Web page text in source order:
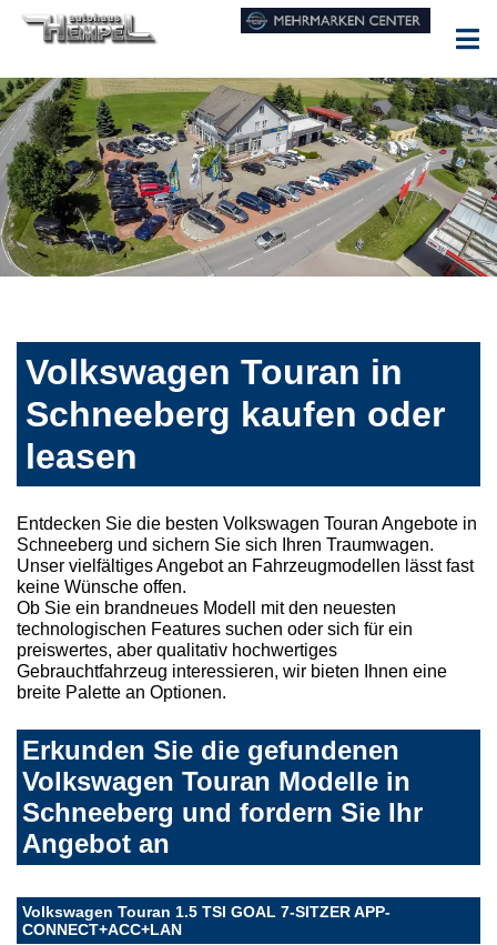
Volkswagen Touran in
Schneeberg kaufen oder
leasen
Entdecken Sie die besten Volkswagen Touran Angebote in
Schneeberg und sichern Sie sich Ihren Traumwagen.
Unser vielfältiges Angebot an Fahrzeugmodellen lässt fast
keine Wünsche offen.
Ob Sie ein brandneues Modell mit den neuesten
technologischen Features suchen oder sich für ein
preiswertes, aber qualitativ hochwertiges
Gebrauchtfahrzeug interessieren, wir bieten Ihnen eine
breite Palette an Optionen.
Erkunden Sie die gefundenen
Volkswagen Touran Modelle in
Schneeberg und fordern Sie Ihr
Angebot an
Volkswagen Touran 1.5 TSI GOAL 7-SITZER APP-
CONNECT+ACC+LAN